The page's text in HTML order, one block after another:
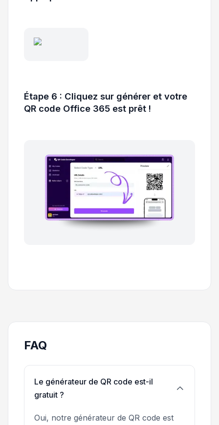
Étape 6 : Cliquez sur générer et votre
QR code Office 365 est prêt !
FAQ
Le générateur de QR code est-il
gratuit ?
Oui, notre générateur de QR code est